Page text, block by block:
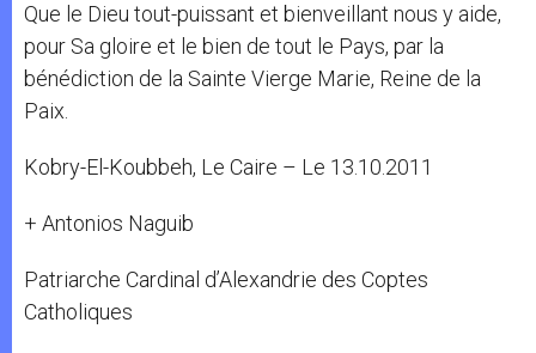
Que le Dieu tout-puissant et bienveillant nous y aide,
pour Sa gloire et le bien de tout le Pays, par la
bénédiction de la Sainte Vierge Marie, Reine de la
Paix.
Kobry-El-Koubbeh, Le Caire – Le 13.10.2011
+ Antonios Naguib
Patriarche Cardinal d’Alexandrie des Coptes
Catholiques